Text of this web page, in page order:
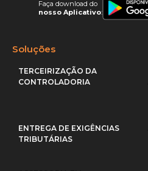
Faça download do
nosso Aplicativo:
Soluções
TERCEIRIZAÇÃO DA
CONTROLADORIA
ENTREGA DE EXIGÊNCIAS
TRIBUTÁRIAS